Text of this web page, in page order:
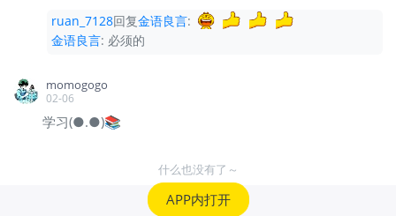
“我一般不会选热门股。”
这是他深受格雷厄姆影响后的习惯——
的，不追热度。
04｜谷歌：最让他有成就感的投资
ruan_7128回复金语良言:
金语良言: 必须的
momogogo
02-06
学习(●.●)📚
什么也没有了～
APP内打开